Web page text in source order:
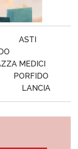
ASTI
MEDICI
PORFIDO
LANCIA